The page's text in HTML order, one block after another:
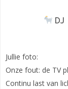
DJ
Jullie foto:
Onze fout: de TV
Continu last van